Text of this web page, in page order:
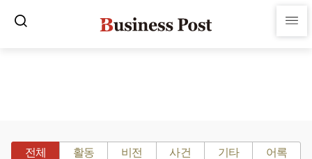
전체 활동 비전 사건 기타 어록